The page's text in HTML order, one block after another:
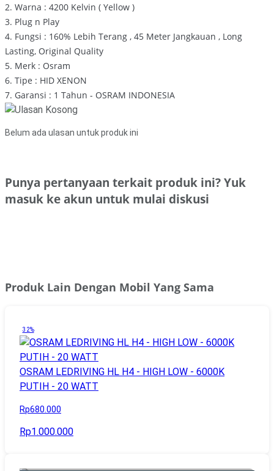
2. Warna : 4200 Kelvin ( Yellow )
3. Plug n Play
4. Fungsi : 160% Lebih Terang , 45 Meter Jangkauan , Long
Lasting, Original Quality
5. Merk : Osram
6. Tipe : HID XENON
7. Garansi : 1 Tahun - OSRAM INDONESIA
Belum ada ulasan untuk produk ini
Punya pertanyaan terkait produk ini? Yuk
masuk ke akun untuk mulai diskusi
Produk Lain Dengan Mobil Yang Sama
32%
OSRAM LEDRIVING HL H4 - HIGH LOW - 6000K
PUTIH - 20 WATT
Rp680.000
Rp1.000.000